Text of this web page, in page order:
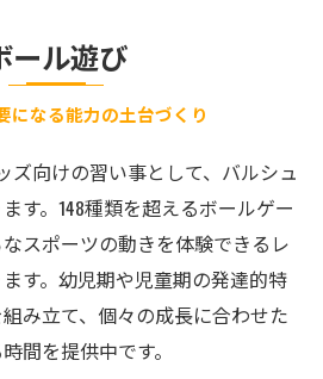
ール遊び
になる能力の土台づくり
ズ向けの習い事として、バルシュ
す。148種類を超えるボールゲー
スポーツの動きを体験できるレ
す。幼児期や児童期の発達的特
み立て、個々の成長に合わせた
間を提供中です。